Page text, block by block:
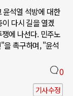
석열 석방에 대한
다시 길을 열겠
에 나선다. 민주노
을 촉구하며, "윤석
0
기사수정